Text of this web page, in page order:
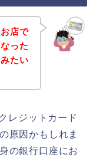
店で
った
たい
レジットカード
原因かもしれま
の銀行口座にお